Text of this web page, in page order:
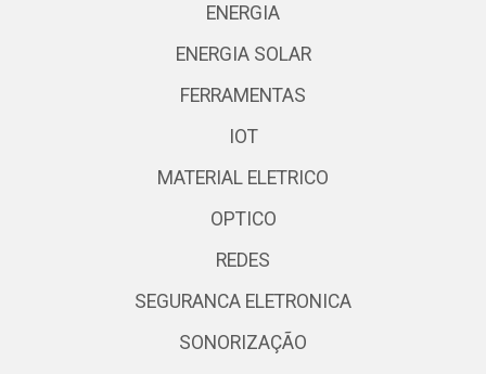
ENERGIA
ENERGIA SOLAR
FERRAMENTAS
IOT
MATERIAL ELETRICO
OPTICO
REDES
SEGURANCA ELETRONICA
SONORIZAÇÃO